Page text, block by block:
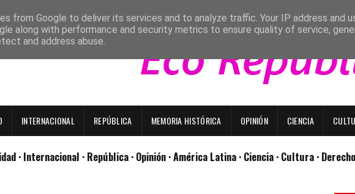
INTERNACIONAL REPÚBLICA MEMORIA HISTÓRICA OPINIÓN CIENCIA
· Internacional · República · Opinión · América Latina · Ciencia · Cultura ·
from Google to deliver its services and to analyze traffic. Your IP address and
along with performance and security metrics to ensure quality of service,
and address abuse.